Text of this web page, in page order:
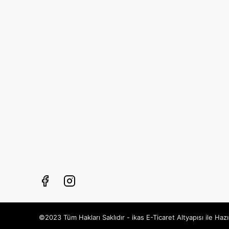
©2023 Tüm Hakları Saklıdır - ikas E-Ticaret Altyapısı ile